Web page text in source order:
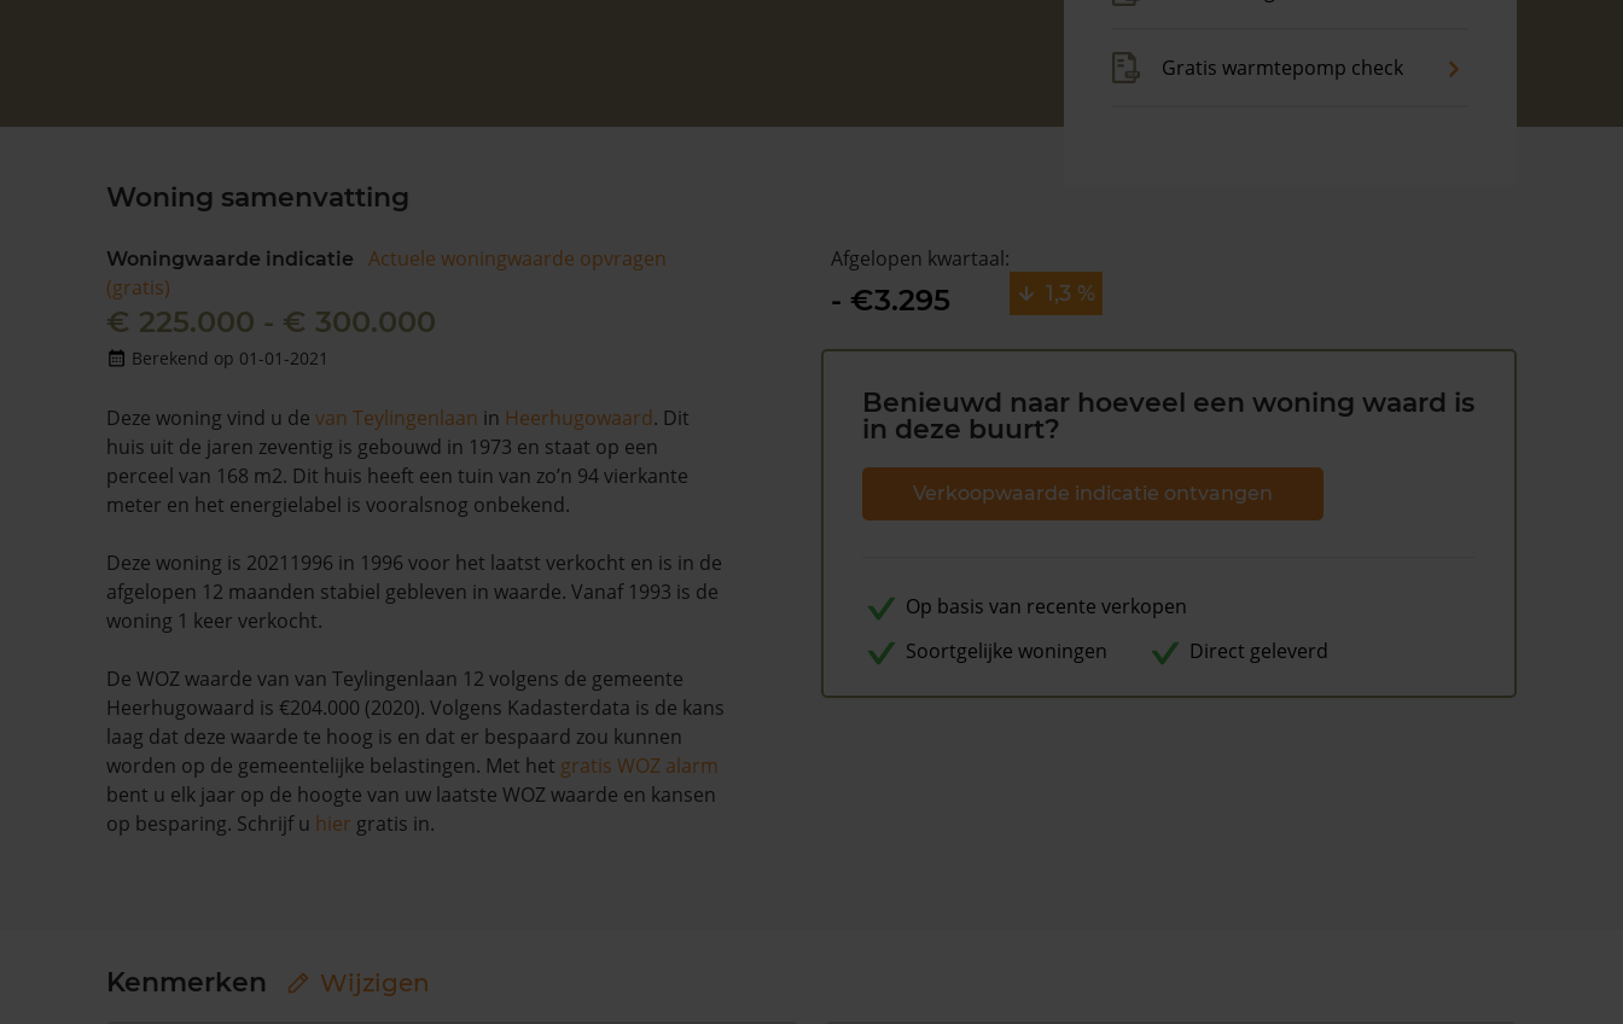
Gratis warmtepomp check
Woning samenvatting
Woningwaarde indicatie
Actuele woningwaarde opvragen
(gratis)
€ 225.000 - € 300.000
Berekend op 01-01-2021
Deze woning vind u de van Teylingenlaan in Heerhugowaard. Dit
huis uit de jaren zeventig is gebouwd in 1973 en staat op een
perceel van 168 m2. Dit huis heeft een tuin van zo’n 94 vierkante
meter en het energielabel is vooralsnog onbekend.
Deze woning is 20211996 in 1996 voor het laatst verkocht en is in de
afgelopen 12 maanden stabiel gebleven in waarde. Vanaf 1993 is de
woning 1 keer verkocht.
De WOZ waarde van van Teylingenlaan 12 volgens de gemeente
Heerhugowaard is €204.000 (2020). Volgens Kadasterdata is de kans
laag dat deze waarde te hoog is en dat er bespaard zou kunnen
worden op de gemeentelijke belastingen. Met het gratis WOZ alarm
bent u elk jaar op de hoogte van uw laatste WOZ waarde en kansen
op besparing. Schrijf u hier gratis in.
Afgelopen kwartaal:
- €3.295 1,3 %
Benieuwd naar hoeveel een woning waard is
in deze buurt?
Verkoopwaarde indicatie ontvangen
Op basis van recente verkopen
Soortgelijke woningen
Direct geleverd
Kenmerken Wijzigen